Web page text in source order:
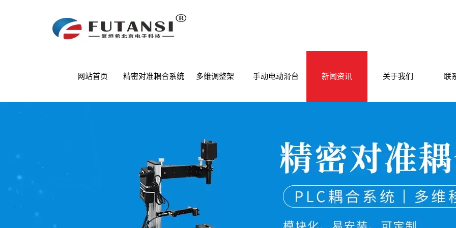
网站首页 精密对准耦合系统 多维调整架 手动电动滑台 新闻资讯 关于我们 联